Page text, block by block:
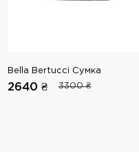
Bella Bertucci Сумка
2640 ₴ 3300 ₴